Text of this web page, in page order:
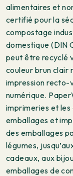
alimentaires et
certifié pour la
compostage
domestique (DIN
peut être recyclé
couleur brun clair
impression recto-
numérique.
imprimeries et
emballages et
des emballages
légumes,
cadeaux, aux
emballages de